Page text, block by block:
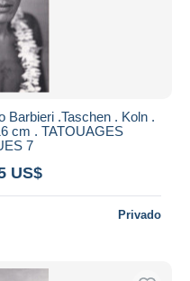
Barbieri .Taschen . Koln .
cm . TATOUAGES
7
US$
Privado